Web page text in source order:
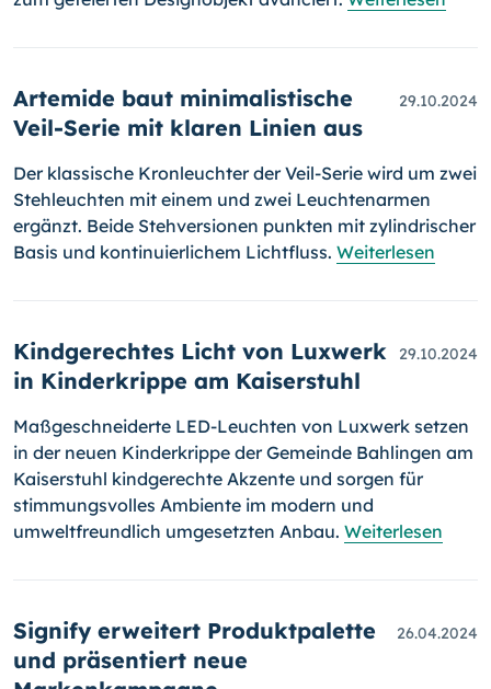
Artemide baut minimalistische
Veil-Serie mit klaren Linien aus
29.10.2024
Der klassische Kronleuchter der Veil-Serie wird um zwei
Stehleuchten mit einem und zwei Leuchtenarmen
ergänzt. Beide Stehversionen punkten mit zylindrischer
Basis und kontinuierlichem Lichtfluss. Weiterlesen
Kindgerechtes Licht von Luxwerk
in Kinderkrippe am Kaiserstuhl
29.10.2024
Maßgeschneiderte LED-Leuchten von Luxwerk setzen
in der neuen Kinderkrippe der Gemeinde Bahlingen am
Kaiserstuhl kindgerechte Akzente und sorgen für
stimmungsvolles Ambiente im modern und
umweltfreundlich umgesetzten Anbau. Weiterlesen
Signify erweitert Produktpalette
und präsentiert neue
26.04.2024